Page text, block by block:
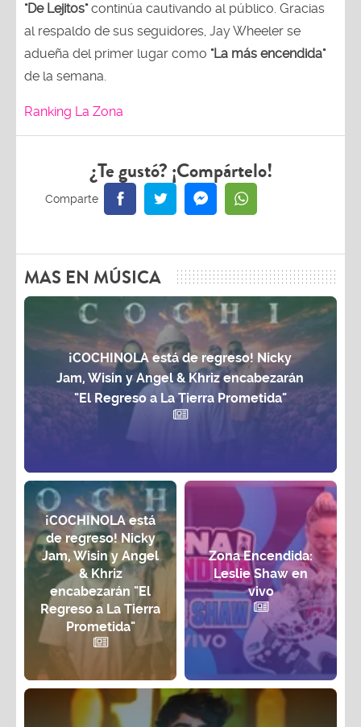
"De Lejitos"continúa cautivando al público. Gracias
al respaldo de sus seguidores, Jay Wheeler se
adueña del primer lugar como "La más encendida"
de la semana.
Ranking La Zona
¿Te gustó? ¡Compártelo!
MAS EN MÚSICA
¡COCHINOLA está de regreso! Nicky
Jam, Wisin y Angel & Khriz encabezarán
"El Regreso a La Tierra Prometida"
¡COCHINOLA está
de regreso! Nicky
Jam, Wisin y Angel
& Khriz
encabezarán "El
Regreso a La Tierra
Prometida"
Zona Encendida:
Leslie Shaw en
vivo